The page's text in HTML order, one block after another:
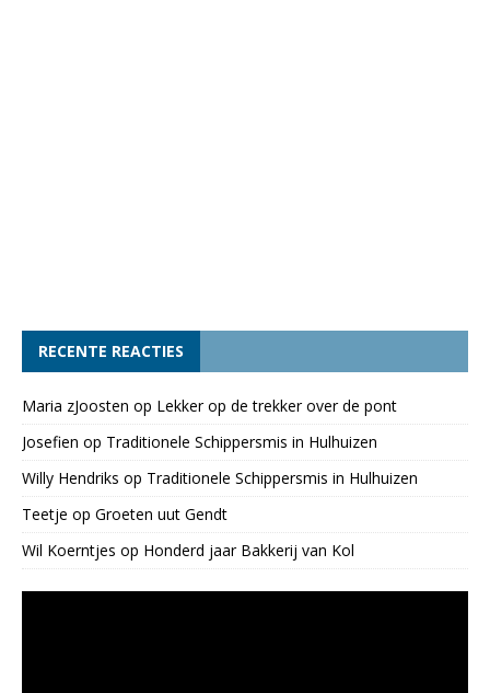
RECENTE REACTIES
Maria zJoosten op Lekker op de trekker over de pont
Josefien op Traditionele Schippersmis in Hulhuizen
Willy Hendriks op Traditionele Schippersmis in Hulhuizen
Teetje op Groeten uut Gendt
Wil Koerntjes op Honderd jaar Bakkerij van Kol